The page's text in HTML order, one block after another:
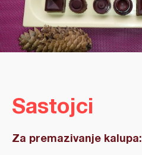
Sastojci
Za premazivanje kalupa: